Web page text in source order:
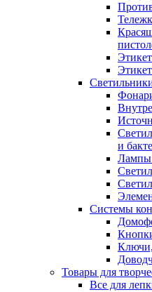
и
Лампы
Системы
Товары для
Все для